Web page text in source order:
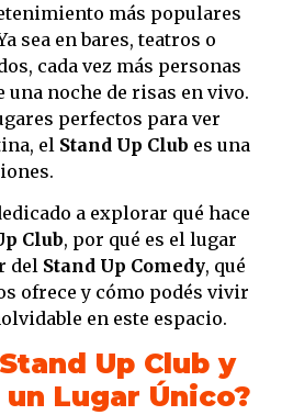
más populares
sea en bares, teatros o
cada vez más personas
una noche de risas en vivo.
perfectos para ver
el Stand Up Club es una
a explorar qué hace
Club, por qué es el lugar
del Stand Up Comedy, qué
ofrece y cómo podés vivir
en este espacio.
Up Club y
un Lugar Único?